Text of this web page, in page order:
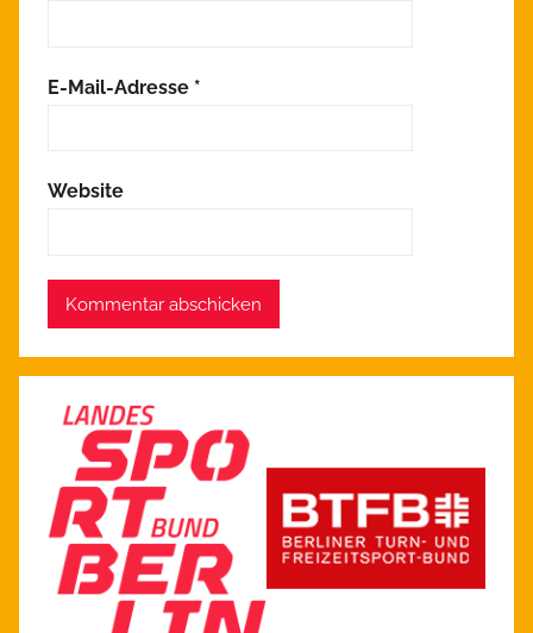
E-Mail-Adresse *
Website